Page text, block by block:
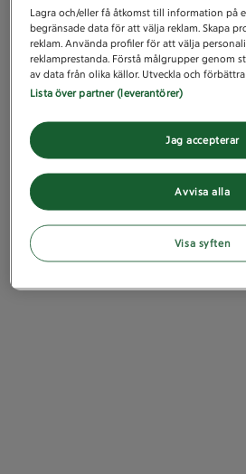
Lagra och/eller få åtkomst till information på
begränsade data för att välja reklam. Skapa
reklam. Använda profiler för att välja
reklamprestanda. Förstå målgrupper genom
av data från olika källor. Utveckla och
Lista över partner (leverantörer)
Avvisa alla
Jag accepterar
Visa syften